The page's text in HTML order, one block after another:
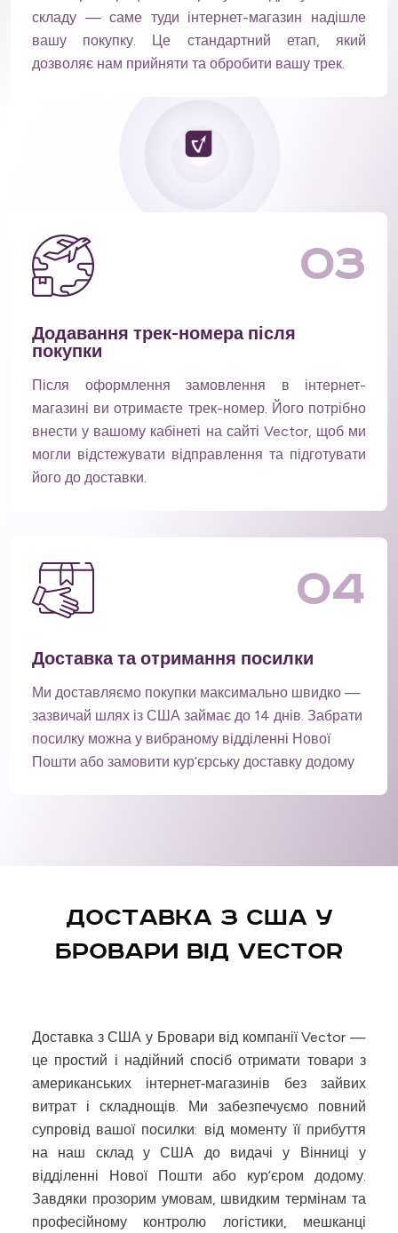
складу — саме туди інтернет-магазин надішле
вашу покупку. Це стандартний етап, який
дозволяє нам прийняти та обробити вашу трек.
03
Додавання трек-номера після
покупки
Після оформлення замовлення в інтернет-
магазині ви отримаєте трек-номер. Його потрібно
внести у вашому кабінеті на сайті Vector, щоб ми
могли відстежувати відправлення та підготувати
його до доставки.
04
Доставка та отримання посилки
Ми доставляємо покупки максимально швидко —
зазвичай шлях із США займає до 14 днів. Забрати
посилку можна у вибраному відділенні Нової
Пошти або замовити кур’єрську доставку додому
Доставка з США у
Бровари від Vector
Доставка з США у Бровари від компанії Vector —
це простий і надійний спосіб отримати товари з
американських інтернет‑магазинів без зайвих
витрат і складнощів. Ми забезпечуємо повний
супровід вашої посилки: від моменту її прибуття
на наш склад у США до видачі у Вінниці у
відділенні Нової Пошти або кур’єром додому.
Завдяки прозорим умовам, швидким термінам та
професійному контролю логістики, мешканці